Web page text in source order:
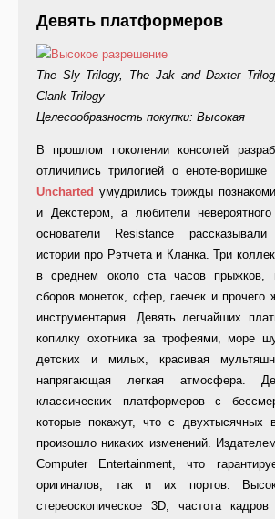
Девять платформеров
The Sly Trilogy, The Jak and Daxter
Clank Trilogy
Целесообразность покупки: Высокая
В прошлом поколении консолей
отличились трилогией о еноте-
Uncharted умудрились трижды
и Декстером, а любители
основатели Resistance рассказывали
истории про Рэтчета и Кланка. Три
в среднем около ста часов прыжков,
сборов монеток, сфер, гаечек и прочего
инструментария. Девять легчайших
копилку охотника за трофеями, море
детских и милых, красивая
напрягающая легкая атмосфера.
классических платформеров с
которые покажут, что с двухтысячных
произошло никаких изменений.
Computer Entertainment, что
оригиналов, так и их портов.
стереоскопическое 3D, частота